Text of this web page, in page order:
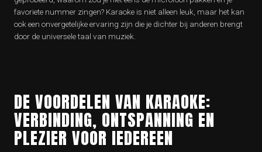
favoriete nummer zingen? Karaoke is niet alleen leuk, maar het kan
ook een onvergetelijke ervaring zijn die je dichter bij anderen brengt
door de universele taal van muziek.
DE VOORDELEN VAN KARAOKE:
VERBINDING, ONTSPANNING EN
PLEZIER VOOR IEDEREEN